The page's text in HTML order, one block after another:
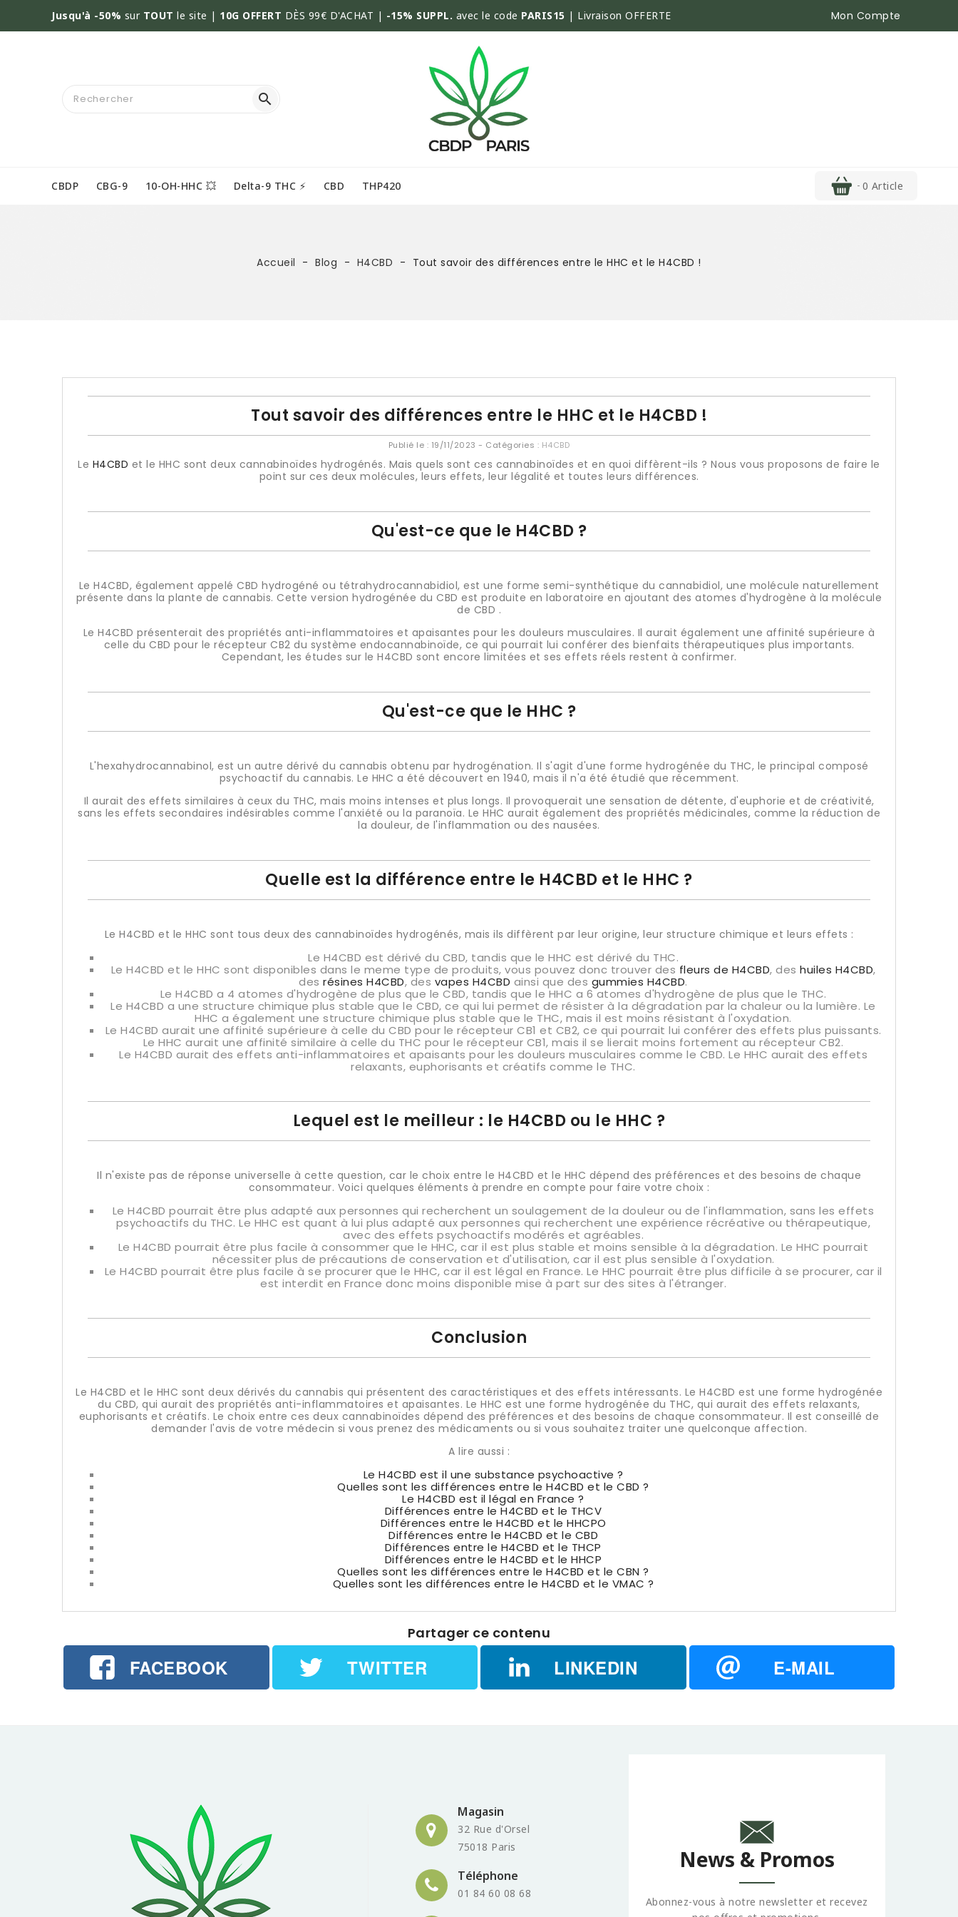
Jusqu'à -50% sur TOUT le site | 10G OFFERT DÈS 99€ D'ACHAT | -15% SUPPL. avec le code PARIS15 | Livraison OFFERTE Mon Compte

CBDP CBG-9 10-OH-HHC 💥 Delta-9 THC ⚡ CBD THP420 0 Article
Accueil Blog H4CBD Tout savoir des différences entre le HHC et le H4CBD !
Tout savoir des différences entre le HHC et le H4CBD !
Publié le : 19/11/2023 - Catégories : H4CBD
Le H4CBD et le HHC sont deux cannabinoïdes hydrogénés. Mais quels sont ces cannabinoïdes et en quoi diffèrent-ils ? Nous vous proposons de faire le
point sur ces deux molécules, leurs effets, leur légalité et toutes leurs différences.
Qu'est-ce que le H4CBD ?
Le H4CBD, également appelé CBD hydrogéné ou tétrahydrocannabidiol, est une forme semi-synthétique du cannabidiol, une molécule naturellement
présente dans la plante de cannabis. Cette version hydrogénée du CBD est produite en laboratoire en ajoutant des atomes d'hydrogène à la molécule
de CBD .
Le H4CBD présenterait des propriétés anti-inflammatoires et apaisantes pour les douleurs musculaires. Il aurait également une affinité supérieure à
celle du CBD pour le récepteur CB2 du système endocannabinoïde, ce qui pourrait lui conférer des bienfaits thérapeutiques plus importants.
Cependant, les études sur le H4CBD sont encore limitées et ses effets réels restent à confirmer.
Qu'est-ce que le HHC ?
L'hexahydrocannabinol, est un autre dérivé du cannabis obtenu par hydrogénation. Il s'agit d'une forme hydrogénée du THC, le principal composé
psychoactif du cannabis. Le HHC a été découvert en 1940, mais il n'a été étudié que récemment.
Il aurait des effets similaires à ceux du THC, mais moins intenses et plus longs. Il provoquerait une sensation de détente, d'euphorie et de créativité,
sans les effets secondaires indésirables comme l'anxiété ou la paranoïa. Le HHC aurait également des propriétés médicinales, comme la réduction de
la douleur, de l'inflammation ou des nausées.
Quelle est la différence entre le H4CBD et le HHC ?
Le H4CBD et le HHC sont tous deux des cannabinoïdes hydrogénés, mais ils diffèrent par leur origine, leur structure chimique et leurs effets :
Le H4CBD est dérivé du CBD, tandis que le HHC est dérivé du THC.
Le H4CBD et le HHC sont disponibles dans le meme type de produits, vous pouvez donc trouver des fleurs de H4CBD, des huiles H4CBD,
desrésines H4CBD, des vapes H4CBD ainsi que des gummies H4CBD.
Le H4CBD a 4 atomes d'hydrogène de plus que le CBD, tandis que le HHC a 6 atomes d'hydrogène de plus que le THC.
Le H4CBD a une structure chimique plus stable que le CBD, ce qui lui permet de résister à la dégradation par la chaleur ou la lumière. Le
HHC a également une structure chimique plus stable que le THC, mais il est moins résistant à l'oxydation.
Le H4CBD aurait une affinité supérieure à celle du CBD pour le récepteur CB1 et CB2, ce qui pourrait lui conférer des effets plus puissants.
Le HHC aurait une affinité similaire à celle du THC pour le récepteur CB1, mais il se lierait moins fortement au récepteur CB2.
Le H4CBD aurait des effets anti-inflammatoires et apaisants pour les douleurs musculaires comme le CBD. Le HHC aurait des effets
relaxants, euphorisants et créatifs comme le THC.
Lequel est le meilleur : le H4CBD ou le HHC ?
Il n'existe pas de réponse universelle à cette question, car le choix entre le H4CBD et le HHC dépend des préférences et des besoins de chaque
consommateur. Voici quelques éléments à prendre en compte pour faire votre choix :
Le H4CBD pourrait être plus adapté aux personnes qui recherchent un soulagement de la douleur ou de l'inflammation, sans les effets
psychoactifs du THC. Le HHC est quant à lui plus adapté aux personnes qui recherchent une expérience récréative ou thérapeutique,
avec des effets psychoactifs modérés et agréables.
Le H4CBD pourrait être plus facile à consommer que le HHC, car il est plus stable et moins sensible à la dégradation. Le HHC pourrait
nécessiter plus de précautions de conservation et d'utilisation, car il est plus sensible à l'oxydation.
Le H4CBD pourrait être plus facile à se procurer que le HHC, car il est légal en France. Le HHC pourrait être plus difficile à se procurer, car il
est interdit en France donc moins disponible mise à part sur des sites à l'étranger.
Conclusion
Le H4CBD et le HHC sont deux dérivés du cannabis qui présentent des caractéristiques et des effets intéressants. Le H4CBD est une forme hydrogénée
du CBD, qui aurait des propriétés anti-inflammatoires et apaisantes. Le HHC est une forme hydrogénée du THC, qui aurait des effets relaxants,
euphorisants et créatifs. Le choix entre ces deux cannabinoïdes dépend des préférences et des besoins de chaque consommateur. Il est conseillé de
demander l'avis de votre médecin si vous prenez des médicaments ou si vous souhaitez traiter une quelconque affection.
A lire aussi :
Le H4CBD est il une substance psychoactive ?
Quelles sont les différences entre le H4CBD et le CBD ?
Le H4CBD est il légal en France ?
Différences entre le H4CBD et le THCV
Différences entre le H4CBD et le HHCPO
Différences entre le H4CBD et le CBD
Différences entre le H4CBD et le THCP
Différences entre le H4CBD et le HHCP
Quelles sont les différences entre le H4CBD et le CBN ?
Quelles sont les différences entre le H4CBD et le VMAC ?
Partager ce contenu
FACEBOOK TWITTER LINKEDIN E-MAIL
Magasin
32 Rue d'Orsel
75018 Paris
Téléphone
01 84 60 08 68
News & Promos
Abonnez-vous à notre newsletter et recevez